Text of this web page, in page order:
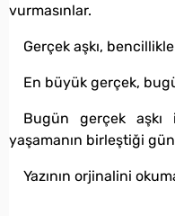
vurmasınlar.
Gerçek aşkı,
En büyük gerçek,
Bugün gerçek aşkı
yaşamanın birleştiği
Yazının orjinalini